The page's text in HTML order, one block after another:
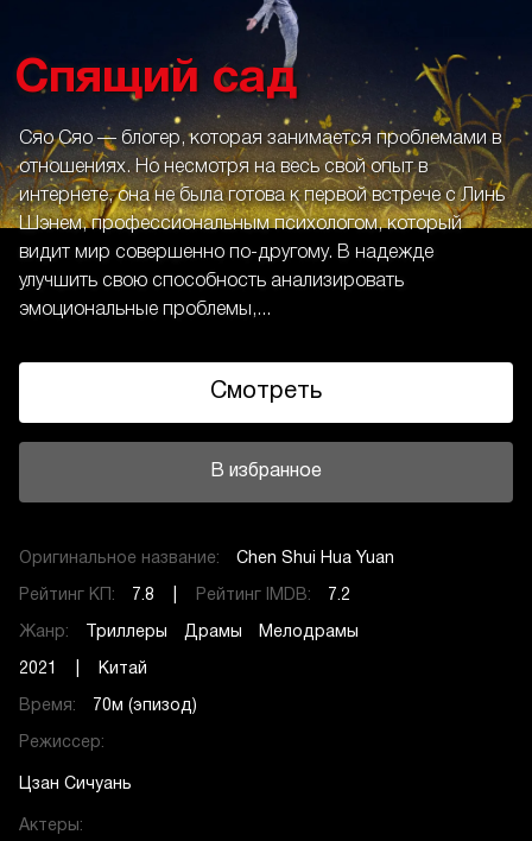
Спящий сад
Сяо Сяо — блогер, которая занимается проблемами в
отношениях. Но несмотря на весь свой опыт в
интернете, она не была готова к первой встрече с Линь
Шэнем, профессиональным психологом, который
видит мир совершенно по-другому. В надежде
улучшить свою способность анализировать
эмоциональные проблемы,...
Смотреть
В избранное
Оригинальное название: Chen Shui Hua Yuan
Рейтинг КП: 7.8 | Рейтинг IMDB: 7.2
Жанр: Триллеры Драмы Мелодрамы
2021 | Китай
Время: 70м (эпизод)
Режиссер:
Цзан Сичуань
Актеры: